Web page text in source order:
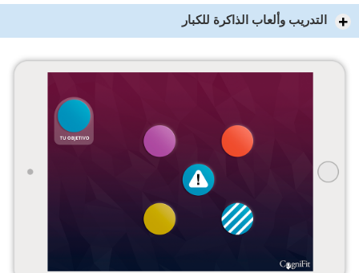
التدريب وألعاب الذاكرة للكبار